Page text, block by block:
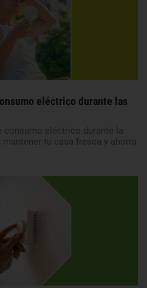
eléctrico durante las
consumo eléctrico durante la
tu casa fresca y ahorra